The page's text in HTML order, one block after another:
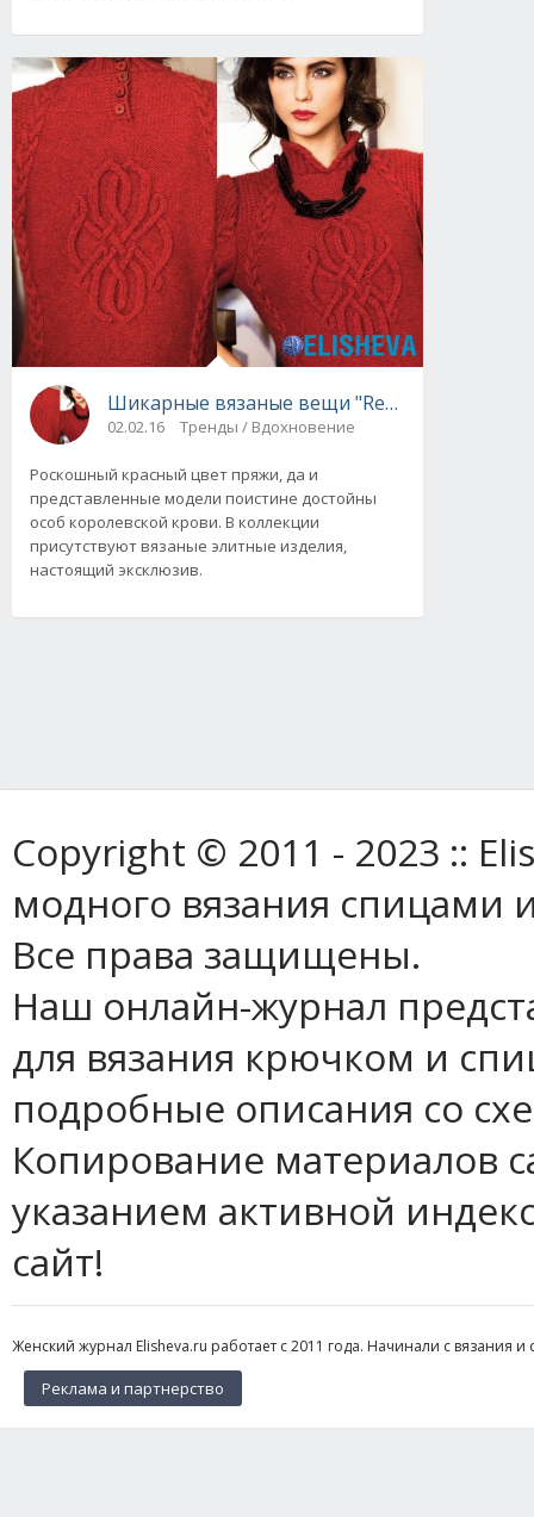
Шикарные вязаные вещи "Red Style":
02.02.16 Тренды / Вдохновение
Роскошный красный цвет пряжи, да и
представленные модели поистине достойны
особ королевской крови. В коллекции
присутствуют вязаные элитные изделия,
настоящий эксклюзив.
Copyright © 2011 - 2023 ::
модного вязания спицами
Все права защищены.
Наш онлайн-журнал
для вязания крючком и
подробные описания со
Копирование материалов
указанием активной
сайт!
Женский журнал Elisheva.ru работает с 2011 года. Начинали с вязания
Реклама и партнерство